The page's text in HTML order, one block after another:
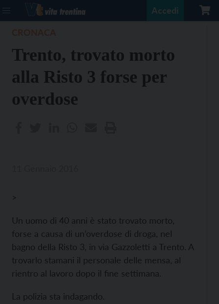
Accedi
Trento, trovato morto
alla Risto 3 forse per
overdose
>
Un uomo di 40 anni è stato trovato morto,
forse a causa di un’overdose di droga, nel
bagno della Risto 3, in via Gazzoletti a Trento. A
trovarlo stamani il personale delle mensa, al
rientro al lavoro dopo il fine settimana.
La polizia sta indagando.